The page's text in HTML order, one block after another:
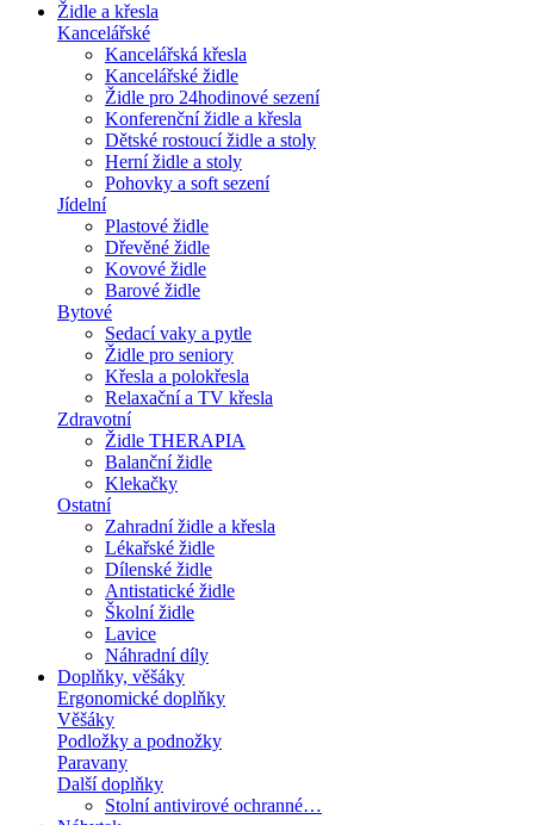
Židle a křesla
Kancelářské
Kancelářská křesla
Kancelářské židle
Židle pro 24hodinové sezení
Konferenční židle a křesla
Dětské rostoucí židle a stoly
Herní židle a stoly
Pohovky a soft sezení
Jídelní
Plastové židle
Dřevěné židle
Kovové židle
Barové židle
Bytové
Sedací vaky a pytle
Židle pro seniory
Křesla a polokřesla
Relaxační a TV křesla
Zdravotní
Židle THERAPIA
Balanční židle
Klekačky
Ostatní
Zahradní židle a křesla
Lékařské židle
Dílenské židle
Antistatické židle
Školní židle
Lavice
Náhradní díly
Doplňky, věšáky
Ergonomické doplňky
Věšáky
Podložky a podnožky
Paravany
Další doplňky
Stolní antivirové ochranné…